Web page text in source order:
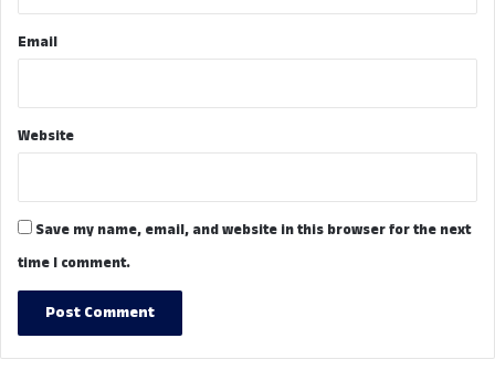
Email
Website
Save my name, email, and website in this browser for the next
time I comment.